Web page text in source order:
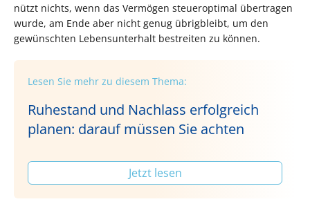
nützt nichts, wenn das Vermögen steueroptimal übertragen
wurde, am Ende aber nicht genug übrigbleibt, um den
gewünschten Lebensunterhalt bestreiten zu können.
Lesen Sie mehr zu diesem Thema:
Ruhestand und Nachlass erfolgreich
planen: darauf müssen Sie achten
Jetzt lesen